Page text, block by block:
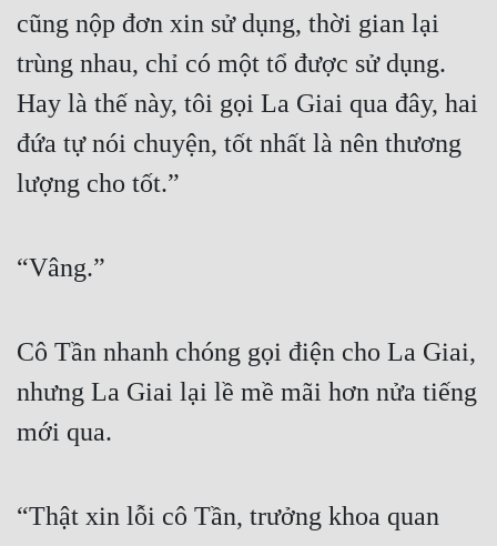
cũng nộp đơn xin sử dụng, thời gian lại
trùng nhau, chỉ có một tổ được sử dụng.
Hay là thế này, tôi gọi La Giai qua đây, hai
đứa tự nói chuyện, tốt nhất là nên thương
lượng cho tốt.”
“Vâng.”
Cô Tần nhanh chóng gọi điện cho La Giai,
nhưng La Giai lại lề mề mãi hơn nửa tiếng
mới qua.
“Thật xin lỗi cô Tần, trưởng khoa quan